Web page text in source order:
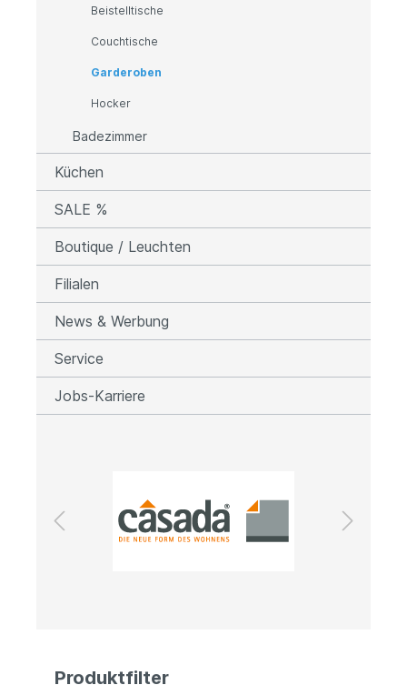
Beistelltische
Couchtische
Garderoben
Hocker
Badezimmer
Küchen
SALE %
Boutique / Leuchten
Filialen
News & Werbung
Service
Jobs-Karriere
Produktfilter